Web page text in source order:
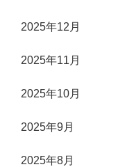
2025年12月
2025年11月
2025年10月
2025年9月
2025年8月